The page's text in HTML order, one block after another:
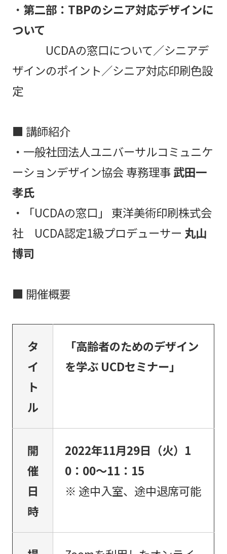
・第二部：TBPのシニア対応デザインに
ついて
UCDAの窓口について／シニアデ
ザインのポイント／シニア対応印刷色設
定
■ 講師紹介
・一般社団法人ユニバーサルコミュニケ
ーションデザイン協会 専務理事武田一
孝氏
・「UCDAの窓口」 東洋美術印刷株式会
社 UCDA認定1級プロデューサー 丸山
博司
■ 開催概要
タ
イ
ト
ル
「高齢者のためのデザイン
を学ぶ UCDセミナー」
開
催
日
時
2022年11月29日（火）1
0：00～11：15
※ 途中入室、途中退席可能